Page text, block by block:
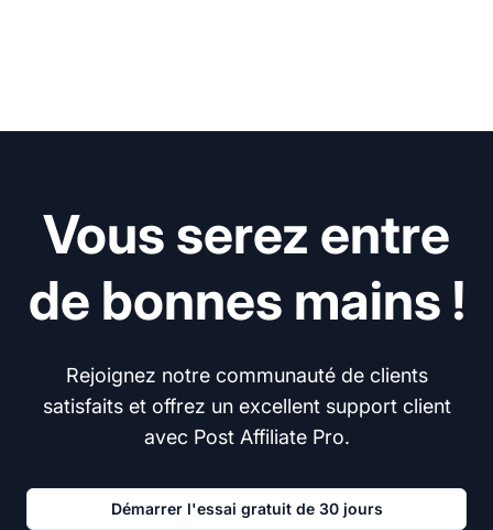
Vous serez entre
de bonnes mains !
Rejoignez notre communauté de clients
satisfaits et offrez un excellent support client
avec Post Affiliate Pro.
Démarrer l'essai gratuit de 30 jours